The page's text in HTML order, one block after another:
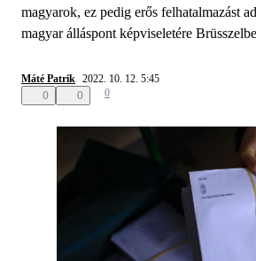
magyarok, ez pedig erős felhatalmazást
magyar álláspont képviseletére
Máté Patrik 2022. 10. 12. 5:45
0
0 0